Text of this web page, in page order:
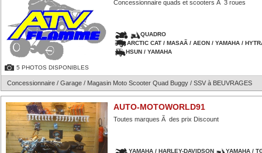
5 PHOTOS DISPONIBLES
Concessionnaire quads et scooters Ã 3 roues
QUADRO
ARCTIC CAT / MASAÃ / AEON / YAMAHA /
HSUN / YAMAHA
Concessionnaire / Garage / Magasin Moto Scooter Quad Buggy / SSV à BEUVRAGES
AUTO-MOTOWORLD91
Toutes marques Ã des prix Discount
YAMAHA / HARLEY-DAVIDSON
YAMAHA /